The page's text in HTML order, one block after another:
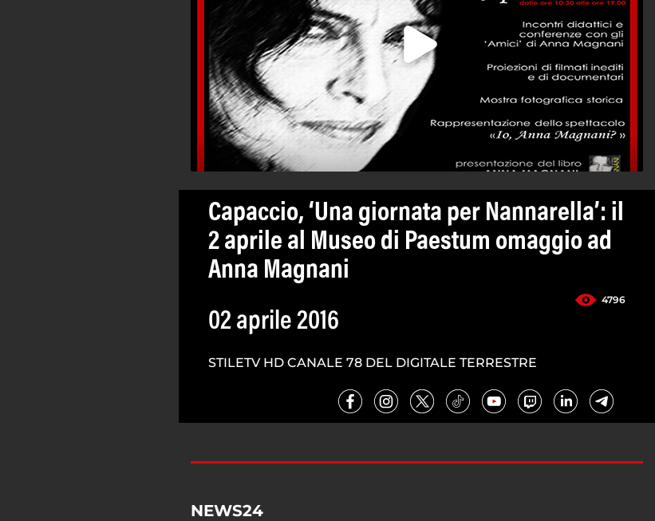
Capaccio, ‘Una giornata per Nannarella’: il
2 aprile al Museo di Paestum omaggio ad
Anna Magnani
4796
02 aprile 2016
STILETV HD CANALE 78 DEL DIGITALE TERRESTRE
NEWS24